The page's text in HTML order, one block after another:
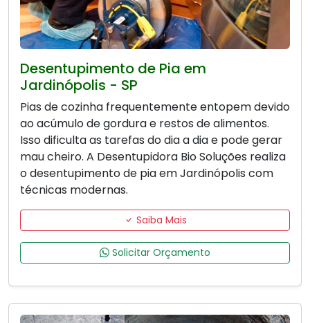
Desentupimento de Pia em
Jardinópolis - SP
Pias de cozinha frequentemente entopem devido
ao acúmulo de gordura e restos de alimentos.
Isso dificulta as tarefas do dia a dia e pode gerar
mau cheiro. A Desentupidora Bio Soluções realiza
o desentupimento de pia em Jardinópolis com
técnicas modernas.
Saiba Mais
Solicitar Orçamento